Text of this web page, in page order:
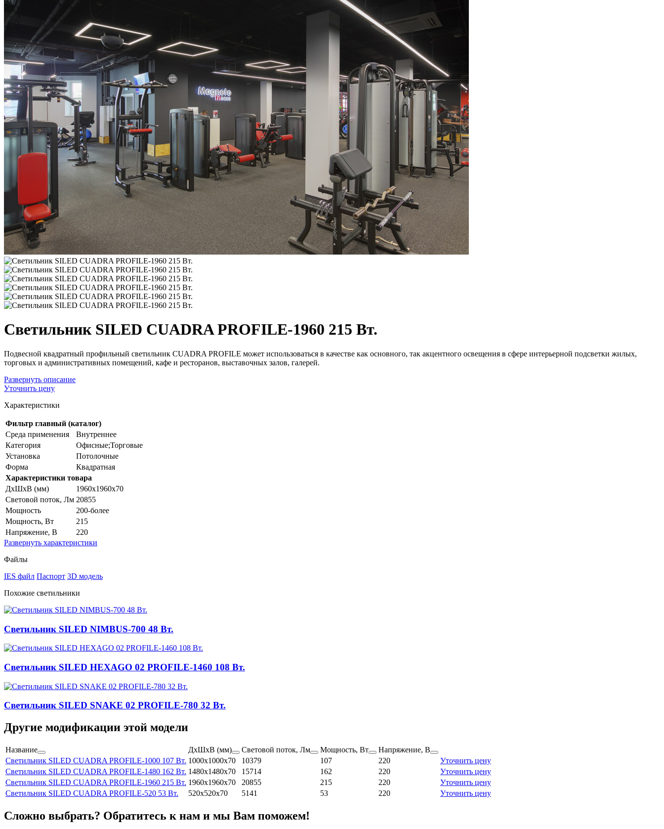
Светильник SILED CUADRA PROFILE-1960 215 Вт.
Подвесной квадратный профильный светильник CUADRA PROFILE может использоваться в качестве как основного, так акцентного освещения в сфере интерьерной подсветки жилых,
торговых и административных помещений, кафе и ресторанов, выставочных залов, галерей.
Развернуть описание
Уточнить цену
Характеристики
Фильтр главный (каталог)
Среда применения
Внутреннее
Категория
Офисные;Торговые
Установка
Потолочные
Форма
Квадратная
Характеристики товара
ДхШхВ (мм)
1960x1960х70
Световой поток, Лм 20855
Мощность
200-более
Мощность, Вт
215
Напряжение, В
220
Развернуть характеристики
Файлы
IES файл Паспорт 3D модель
Похожие светильники
Светильник SILED NIMBUS-700 48 Вт.
Светильник SILED HEXAGO 02 PROFILE-1460 108 Вт.
Светильник SILED SNAKE 02 PROFILE-780 32 Вт.
Другие модификации этой модели
Название ДхШхВ (мм) Световой поток, Лм Мощность, Вт
Напряжение, В
Светильник SILED CUADRA PROFILE-1000 107 Вт. 1000x1000х70 10379 107 220
Уточнить цену
Светильник SILED CUADRA PROFILE-1480 162 Вт. 1480x1480х70 15714 162 220
Уточнить цену
Светильник SILED CUADRA PROFILE-1960 215 Вт. 1960x1960х70 20855 215 220
Уточнить цену
Светильник SILED CUADRA PROFILE-520 53 Вт.
520х520х70 5141 53 220 Уточнить цену
Сложно выбрать? Обратитесь к нам и мы Вам поможем!